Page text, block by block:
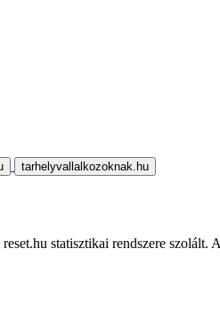
tarhelyvallalkozoknak.hu
statisztikai rendszere